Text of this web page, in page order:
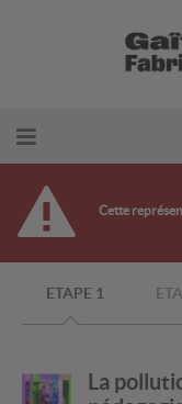
Retour
l'accueil
Retour
Cette
ETAPE 1
La